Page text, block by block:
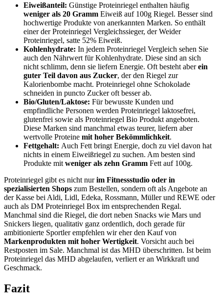
Eiweißanteil: Günstige Proteinriegel enthalten häufig
weniger als 20 Gramm Eiweiß auf 100g Riegel. Besser sind
hochwertige Produkte von anerkannten Marken. So enthält
einer der Proteinriegel Vergleichssieger, der Weider
Proteinriegel, satte 52% Eiweiß.
Kohlenhydrate: In jedem Proteinriegel Vergleich sehen Sie
auch den Nährwert für Kohlenhydrate. Diese sind an sich
nicht schlimm, denn sie liefern Energie. Oft besteht aberein
guter Teil davon aus Zucker, der den Riegel zur
Kalorienbombe macht. Proteinriegel ohne Schokolade
schneiden in puncto Zucker oft besser ab.
Bio/Gluten/Laktose: Für bewusste Kunden und
empfindliche Personen werden Proteinriegel laktosefrei,
glutenfrei sowie als Proteinriegel Bio Produkt angeboten.
Diese Marken sind manchmal etwas teurer, liefern aber
wertvolle Proteine mit hoher Bekömmlichkeit.
Fettgehalt: Auch Fett bringt Energie, doch zu viel davon hat
nichts in einem Eiweißriegel zu suchen. Am besten sind
Produkte mit weniger als zehn Gramm Fett auf 100g.
Proteinriegel gibt es nicht nurim Fitnessstudio oder in
spezialisierten Shops zum Bestellen, sondern oft als Angebote an
der Kasse bei Aldi, Lidl, Edeka, Rossmann, Müller und REWE oder
auch als DM Proteinriegel Box im entsprechenden Regal.
Manchmal sind die Riegel, die dort neben Snacks wie Mars und
Snickers liegen, qualitativ ganz ordentlich, doch gerade für
ambitionierte Sportler empfehlen wir eher den Kauf von
Markenprodukten mit hoher Wertigkeit. Vorsicht auch bei
Restposten im Sale. Manchmal ist das MHD überschritten. Ist beim
Proteinriegel das MHD abgelaufen, verliert er an Wirkkraft und
Geschmack.
Fazit